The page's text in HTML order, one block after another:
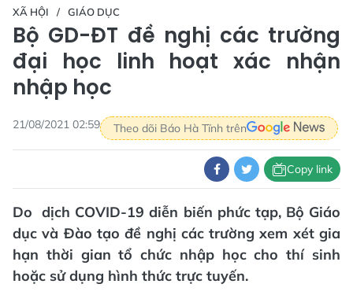
XÃ HỘI GIÁO DỤC
Bộ GD-ĐT đề nghị các trường
đại học linh hoạt xác nhận
nhập học
21/08/2021 02:59 Theo dõi Báo Hà Tĩnh trên
Copy link
Do dịch COVID-19 diễn biến phức tạp, Bộ Giáo
dục và Đào tạo đề nghị các trường xem xét gia
hạn thời gian tổ chức nhập học cho thí sinh
hoặc sử dụng hình thức trực tuyến.